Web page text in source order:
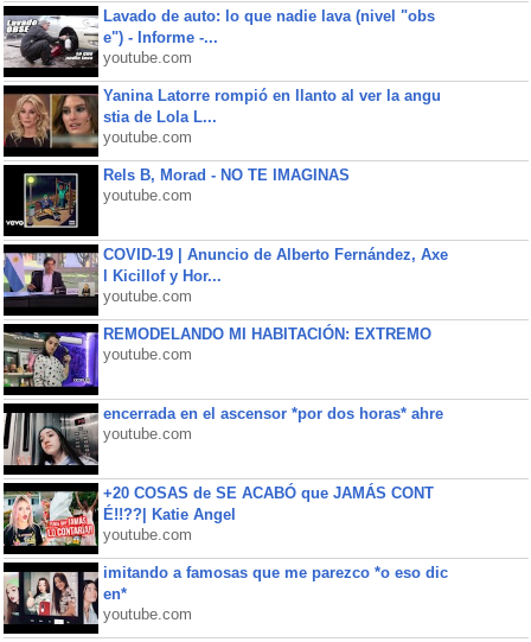
Lavado de auto: lo que nadie lava (nivel "obs
e") - Informe -...
youtube.com
Yanina Latorre rompió en llanto al ver la angu
stia de Lola L...
youtube.com
Rels B, Morad - NO TE IMAGINAS
youtube.com
COVID-19 | Anuncio de Alberto Fernández, Axe
l Kicillof y Hor...
youtube.com
REMODELANDO MI HABITACIÓN: EXTREMO
youtube.com
encerrada en el ascensor *por dos horas* ahre
youtube.com
+20 COSAS de SE ACABÓ que JAMÁS CONT
É!!??| Katie Angel
youtube.com
imitando a famosas que me parezco *o eso dic
en*
youtube.com